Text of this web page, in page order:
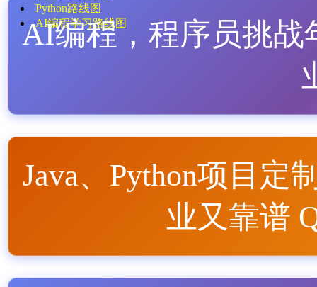
Python路线图
AI编程学习路线图
AI编程，程序员挑战
Java、Python项目定
业又靠谱